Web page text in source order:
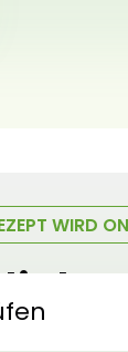
WIRD
–